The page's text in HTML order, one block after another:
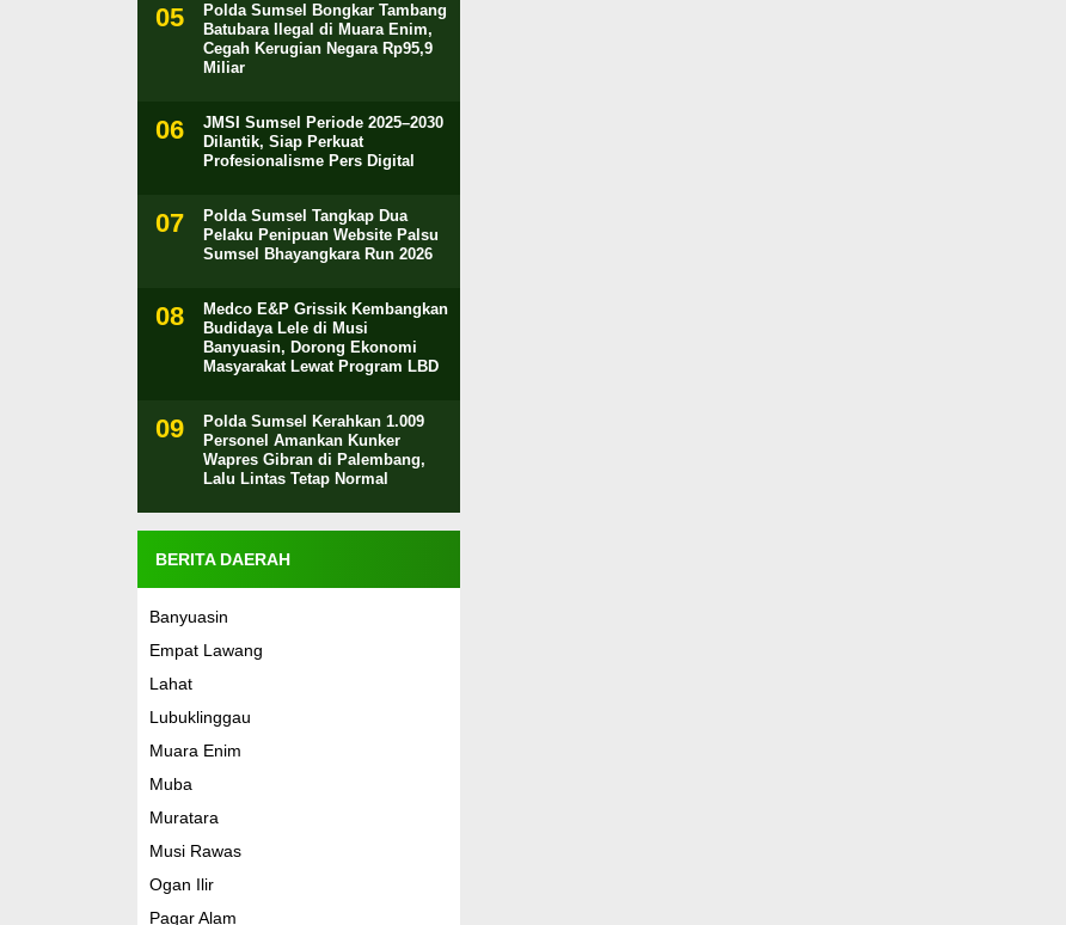
Polda Sumsel Bongkar Tambang
Batubara Ilegal di Muara Enim,
Cegah Kerugian Negara Rp95,9
Miliar
JMSI Sumsel Periode 2025–2030
Dilantik, Siap Perkuat
Profesionalisme Pers Digital
Polda Sumsel Tangkap Dua
Pelaku Penipuan Website Palsu
Sumsel Bhayangkara Run 2026
Medco E&P Grissik Kembangkan
Budidaya Lele di Musi
Banyuasin, Dorong Ekonomi
Masyarakat Lewat Program LBD
Polda Sumsel Kerahkan 1.009
Personel Amankan Kunker
Wapres Gibran di Palembang,
Lalu Lintas Tetap Normal
BERITA DAERAH
Banyuasin
Empat Lawang
Lahat
Lubuklinggau
Muara Enim
Muba
Muratara
Musi Rawas
Ogan Ilir
Pagar Alam